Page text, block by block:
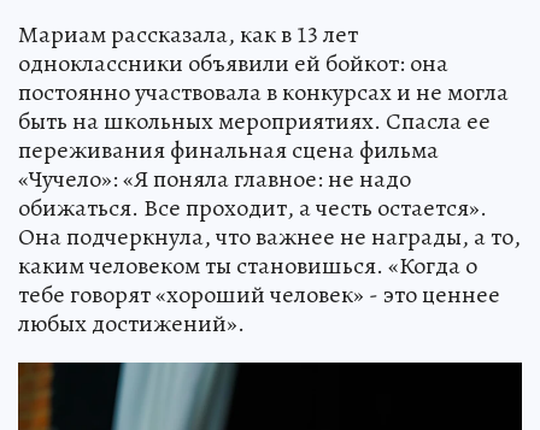
Мариам рассказала, как в 13 лет
одноклассники объявили ей бойкот: она
постоянно участвовала в конкурсах и не могла
быть на школьных мероприятиях. Спасла ее
переживания финальная сцена фильма
«Чучело»: «Я поняла главное: не надо
обижаться. Все проходит, а честь остается».
Она подчеркнула, что важнее не награды, а то,
каким человеком ты становишься. «Когда о
тебе говорят «хороший человек» - это ценнее
любых достижений».